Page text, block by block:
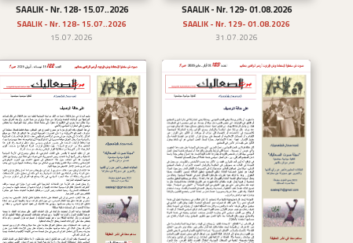
تحميل
SAALIK - Nr. 129- 01.08.2026
SAALIK - Nr. 129- 01.08.2026
31.07.2026
تحميل
SAALIK - Nr. 128- 15.07..2026
SAALIK - Nr. 128- 15.07..2026
15.07.2026